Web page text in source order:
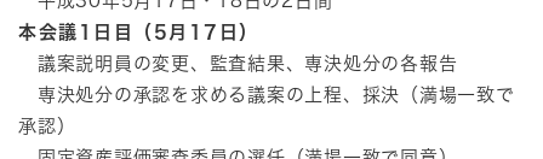
本会議1日目（5月17日）
議案説明員の変更、監査結果、専決処分の各報告
専決処分の承認を求める議案の上程、採決（満場一致で
承認）